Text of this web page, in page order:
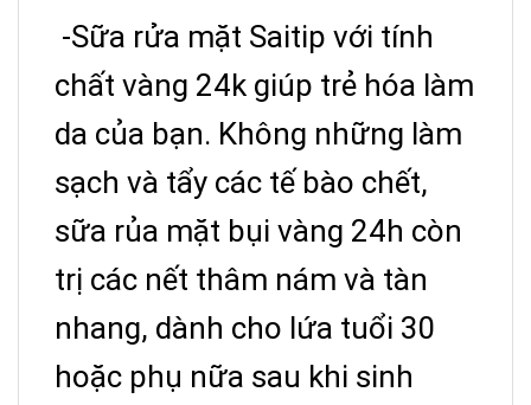
-Sữa rửa mặt Saitip với tính
chất vàng 24k giúp trẻ hóa làm
da của bạn. Không những làm
sạch và tẩy các tế bào chết,
sữa rủa mặt bụi vàng 24h còn
trị các nết thâm nám và tàn
nhang, dành cho lứa tuổi 30
hoặc phụ nữa sau khi sinh